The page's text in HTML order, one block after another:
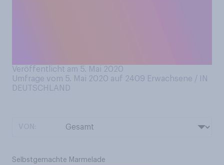
Veröffentlicht am 5. Mai 2020
Umfrage vom 5. Mai 2020 auf 2409 Erwachsene / IN
DEUTSCHLAND
Selbstgemachte Marmelade